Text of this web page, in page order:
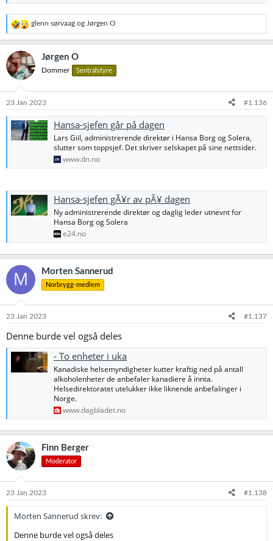
R
e
a
s
j
n
e
:
glenn sørvaag og Jørgen O
Jørgen O
Dommer Sentralstyre
23 Jan 2023 #1.136
Hansa-sjefen går på dagen
Lars Giil, administrerende direktør i Hansa Borg og Solera,
slutter som toppsjef. Det skriver selskapet på sine nettsider.
www.dn.no
Hansa-sjefen gÃ¥r av pÃ¥ dagen
Ny administrerende direktør og daglig leder utnevnt for
Hansa Borg og Solera
e24.no
M Morten Sannerud
Norbrygg-medlem
23 Jan 2023 #1.137
Denne burde vel også deles
- To enheter i uka
Kanadiske helsemyndigheter kutter kraftig ned på antall
alkoholenheter de anbefaler kanadiere å innta.
Helsedirektoratet utelukker ikke liknende anbefalinger i
Norge.
www.dagbladet.no
Finn Berger
Moderator
23 Jan 2023 #1.138
Morten Sannerud skrev:
Denne burde vel også deles